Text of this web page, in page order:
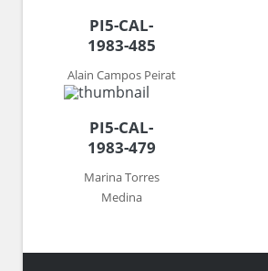
PI5-CAL-
1983-485
Alain Campos Peirat
PI5-CAL-
1983-479
Marina Torres
Medina